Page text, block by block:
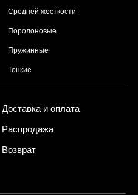
Средней жесткости
Поролоновые
Пружинные
Тонкие
Доставка и оплата
Распродажа
Возврат